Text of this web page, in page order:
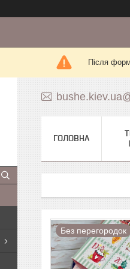
Після
ГОЛОВНА
Без перегородок